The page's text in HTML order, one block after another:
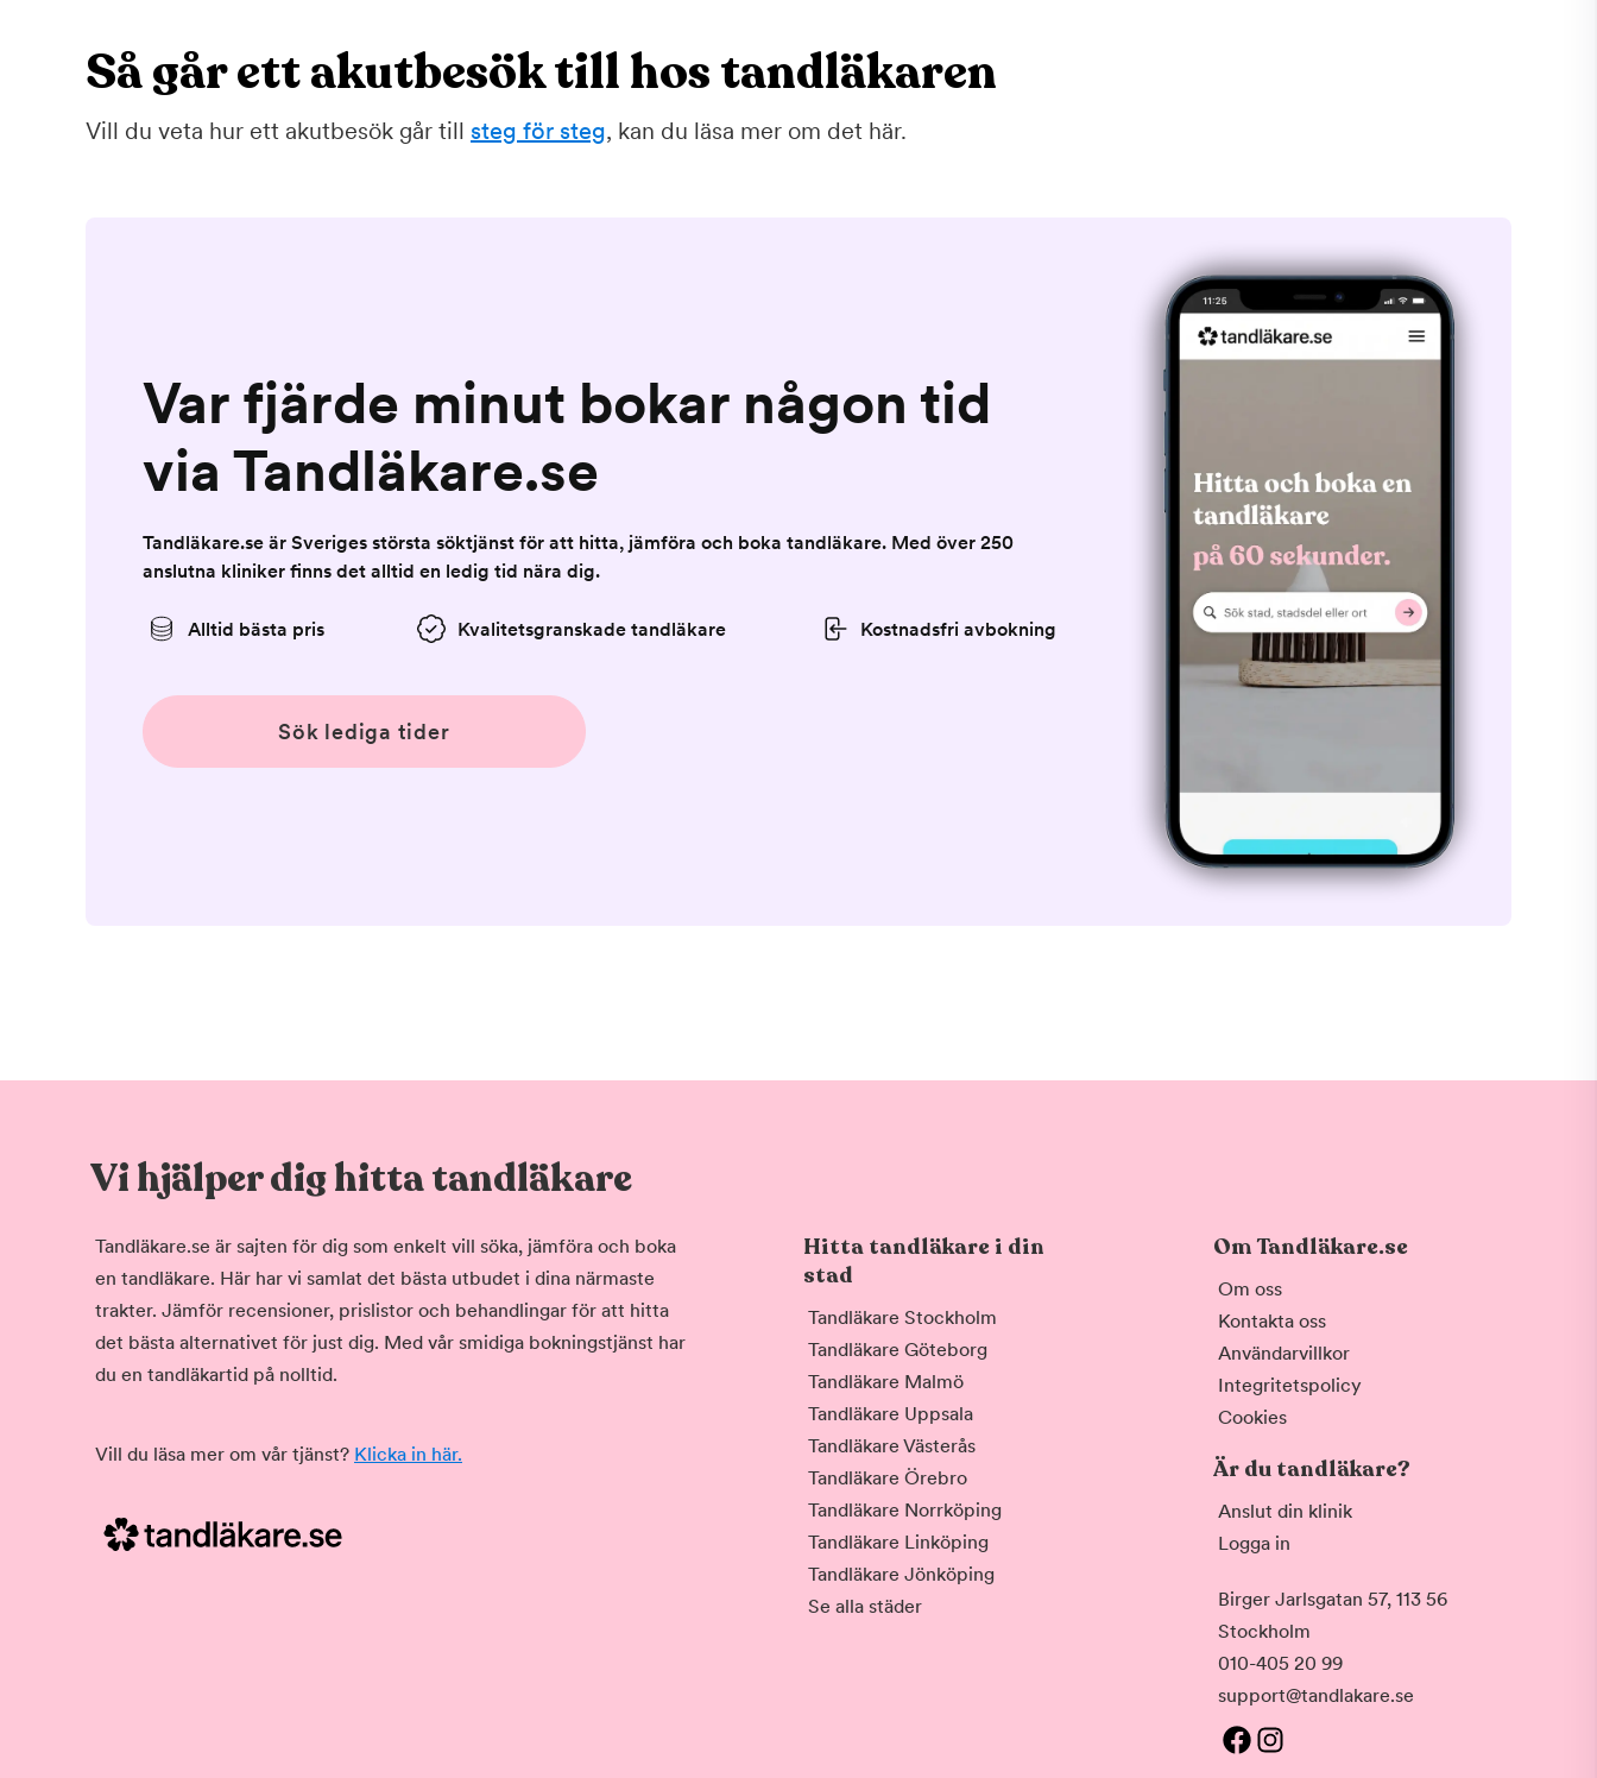
Så går ett akutbesök till hos tandläkaren
Vill du veta hur ett akutbesök går till steg för steg, kan du läsa mer om det här.
Var fjärde minut bokar någon tid
via Tandläkare.se
Tandläkare.se är Sveriges största söktjänst för att hitta, jämföra och boka tandläkare. Med över 250
anslutna kliniker finns det alltid en ledig tid nära dig.
Alltid bästa pris Kvalitetsgranskade tandläkare Kostnadsfri avbokning
Sök lediga tider
Vi hjälper dig hitta tandläkare
Tandläkare.se är sajten för dig som enkelt vill söka, jämföra och boka
en tandläkare. Här har vi samlat det bästa utbudet i dina närmaste
trakter. Jämför recensioner, prislistor och behandlingar för att hitta
det bästa alternativet för just dig. Med vår smidiga bokningstjänst har
du en tandläkartid på nolltid.
Vill du läsa mer om vår tjänst? Klicka in här.
Hitta tandläkare i din
stad
Tandläkare Stockholm
Tandläkare Göteborg
Tandläkare Malmö
Tandläkare Uppsala
Tandläkare Västerås
Tandläkare Örebro
Tandläkare Norrköping
Tandläkare Linköping
Tandläkare Jönköping
Se alla städer
Om Tandläkare.se
Om oss
Kontakta oss
Användarvillkor
Integritetspolicy
Cookies
Är du tandläkare?
Anslut din klinik
Logga in
Birger Jarlsgatan 57, 113 56
Stockholm
010-405 20 99
support@tandlakare.se